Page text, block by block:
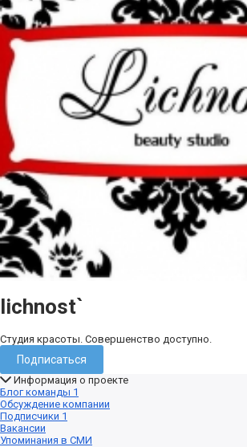
lichnost`
Студия красоты. Совершенство доступно.
Подписаться
Информация о проекте
Блог команды 1
Обсуждение компании
Подписчики 1
Вакансии
Упоминания в СМИ